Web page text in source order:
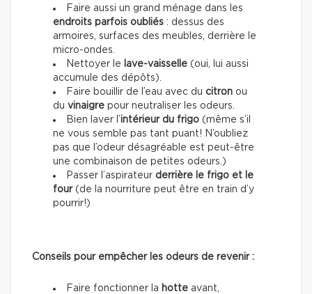
Faire aussi un grand ménage dans les
endroits parfois oubliés : dessus des
armoires, surfaces des meubles, derrière le
micro-ondes.
Nettoyer le
lave-vaisselle (oui, lui aussi
accumule des dépôts).
Faire bouillir de l’eau avec du citron ou
du vinaigre pour neutraliser les odeurs.
Bien laver l’intérieur du frigo (même s’il
ne vous semble pas tant puant! N’oubliez
pas que l’odeur désagréable est peut-être
une combinaison de petites odeurs.)
Passer l’aspirateur derrière le frigo et le
four(de la nourriture peut être en train d’y
pourrir!)
Conseils pour empêcher les odeurs de revenir :
Faire fonctionner la hotte avant,